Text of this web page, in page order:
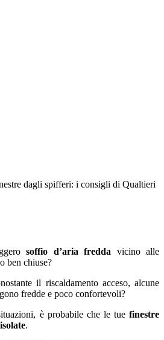
dagli spifferi: i consigli di Qualtieri
soffio d’aria fredda vicino alle
ben chiuse?
il riscaldamento acceso, alcune
fredde e poco confortevoli?
è probabile che le tue finestre
.